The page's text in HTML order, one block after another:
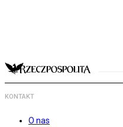
KONTAKT
O nas